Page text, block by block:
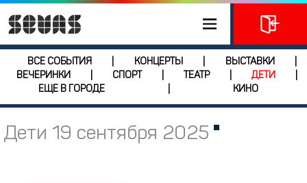
ВСЕ СОБЫТИЯ КОНЦЕРТЫ ВЫСТАВКИ
ВЕЧЕРИНКИ
СПОРТ ТЕАТР ДЕТИ
ЕЩЕ В ГОРОДЕ
КИНО
Дети 19 сентября 2025